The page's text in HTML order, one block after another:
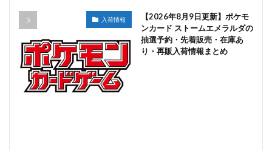
入荷情報
【2026年8月9日更新】ポケモ
ンカード ストームエメラルダの
抽選予約・先着販売・在庫あ
り・再販入荷情報まとめ